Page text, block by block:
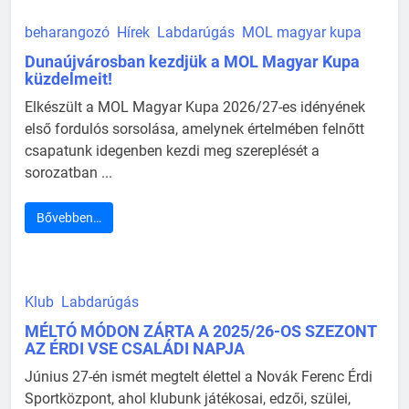
beharangozó Hírek Labdarúgás MOL magyar kupa
Dunaújvárosban kezdjük a MOL Magyar Kupa
küzdelmeit!
Elkészült a MOL Magyar Kupa 2026/27-es idényének
első fordulós sorsolása, amelynek értelmében felnőtt
csapatunk idegenben kezdi meg szereplését a
sorozatban ...
Bővebben…
Klub Labdarúgás
MÉLTÓ MÓDON ZÁRTA A 2025/26-OS SZEZONT
AZ ÉRDI VSE CSALÁDI NAPJA
Június 27-én ismét megtelt élettel a Novák Ferenc Érdi
Sportközpont, ahol klubunk játékosai, edzői, szülei,